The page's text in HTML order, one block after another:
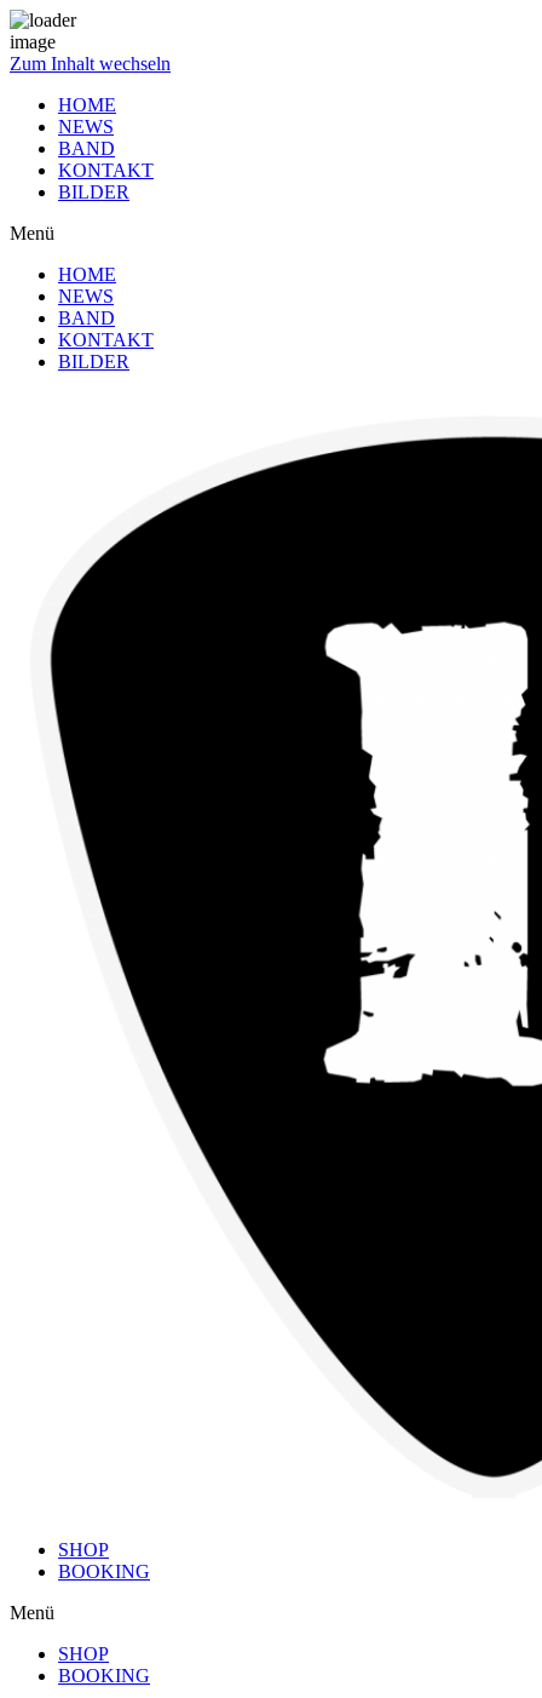
Zum Inhalt wechseln
HOME
NEWS
BAND
KONTAKT
BILDER
Menü
HOME
NEWS
BAND
KONTAKT
BILDER
SHOP
BOOKING
Menü
SHOP
BOOKING